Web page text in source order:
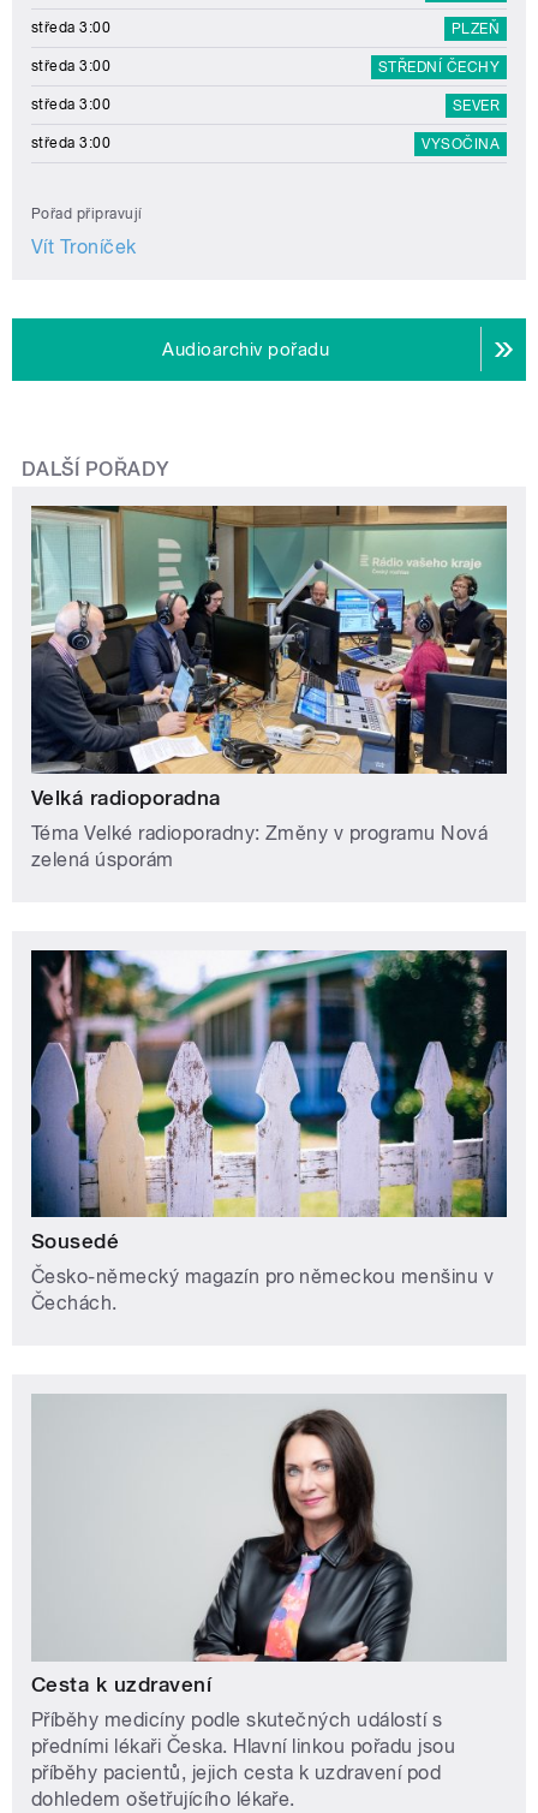
středa 3:00 PLZEŇ
středa 3:00 STŘEDNÍ ČECHY
středa 3:00 SEVER
středa 3:00 VYSOČINA
Pořad připravují
Vít Troníček
Audioarchiv pořadu
DALŠÍ POŘADY
Velká radioporadna
Téma Velké radioporadny: Změny v programu Nová
zelená úsporám
Sousedé
Česko-německý magazín pro německou menšinu v
Čechách.
Cesta k uzdravení
Příběhy medicíny podle skutečných událostí s
předními lékaři Česka. Hlavní linkou pořadu jsou
příběhy pacientů, jejich cesta k uzdravení pod
dohledem ošetřujícího lékaře.